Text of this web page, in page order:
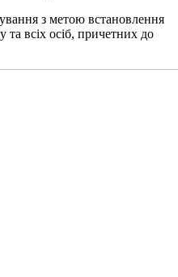
з метою встановлення
та всіх осіб, причетних до